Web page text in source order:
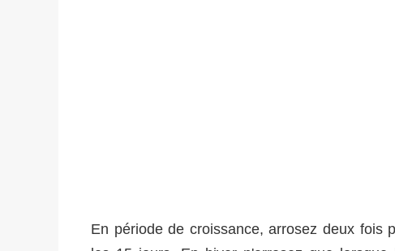
En période de croissance, arrosez deux fois